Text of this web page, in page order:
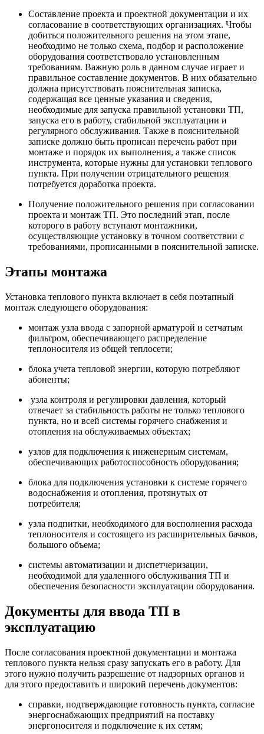
Составление проекта и проектной документации и их
согласование в соответствующих организациях. Чтобы
добиться положительного решения на этом этапе,
необходимо не только схема, подбор и расположение
оборудования соответствовало установленным
требованиям. Важную роль в данном случае играет и
правильное составление документов. В них обязательно
должна присутствовать пояснительная записка,
содержащая все ценные указания и сведения,
необходимые для запуска правильной установки ТП,
запуска его в работу, стабильной эксплуатации и
регулярного обслуживания. Также в пояснительной
записке должно быть прописан перечень работ при
монтаже и порядок их выполнения, а также список
инструмента, которые нужны для установки теплового
пункта. При получении отрицательного решения
потребуется доработка проекта.
Получение положительного решения при согласовании
проекта и монтаж ТП. Это последний этап, после
которого в работу вступают монтажники,
осуществляющие установку в точном соответствии с
требованиями, прописанными в пояснительной записке.
Этапы монтажа
Установка теплового пункта включает в себя поэтапный
монтаж следующего оборудования:
монтаж узла ввода с запорной арматурой и сетчатым
фильтром, обеспечивающего распределение
теплоносителя из общей теплосети;
блока учета тепловой энергии, которую потребляют
абоненты;
узла контроля и регулировки давления, который
отвечает за стабильность работы не только теплового
пункта, но и всей системы горячего снабжения и
отопления на обслуживаемых объектах;
узлов для подключения к инженерным системам,
обеспечивающих работоспособность оборудования;
блока для подключения установки к системе горячего
водоснабжения и отопления, протянутых от
потребителя;
узла подпитки, необходимого для восполнения расхода
теплоносителя и состоящего из расширительных бачков,
большого объема;
системы автоматизации и диспетчеризации,
необходимой для удаленного обслуживания ТП и
обеспечения безопасности эксплуатации оборудования.
Документы для ввода ТП в
эксплуатацию
После согласования проектной документации и монтажа
теплового пункта нельзя сразу запускать его в работу. Для
этого нужно получить разрешение от надзорных органов и
для этого предоставить и широкий перечень документов:
справки, подтверждающие готовность пункта, согласие
энергоснабжающих предприятий на поставку
энергоносителя и подключение к их сетям;